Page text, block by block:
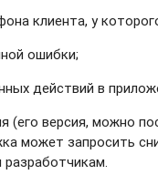
клиента, у
ошибки;
действий в
(его версия, можно
может запросить